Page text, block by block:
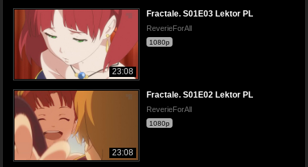
23:08
Fractale. S01E03 Lektor PL
ReverieForAll
1080p
23:08
Fractale. S01E02 Lektor PL
ReverieForAll
1080p